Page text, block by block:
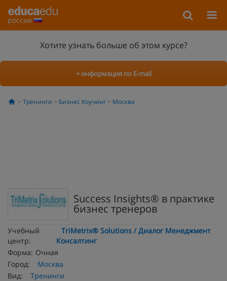
россия
Хотите узнать больше об этом курсе?
+ информация по E-mail
Тренинги Бизнес Коучинг Москва
Success Insights® в практике
бизнес тренеров
Учебный
центр:
TriMetrix® Solutions / Диалог Менеджмент
Консалтинг
Форма: Очная
Город:
Москва
Вид:
Тренинги